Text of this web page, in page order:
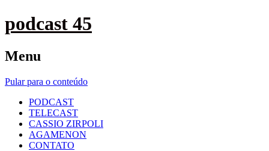
podcast 45
Menu
Pular para o conteúdo
PODCAST
TELECAST
CASSIO ZIRPOLI
AGAMENON
CONTATO